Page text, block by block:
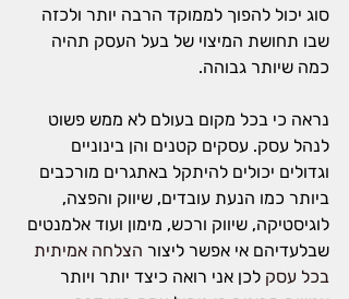
סוג יכול להפוך לממוקד הרבה יותר ולכזה
שבו תחושת המיצוי של בעל העסק תהיה
כמה שיותר גבוהה.
נראה כי בכל מקום בעולם לא ממש פשוט
לנהל עסק. עסקים קטנים והן בינוניים
וגדולים יכולים להיתקל באתגרים מורכבים
ביותר כמו הנעת עובדים, שיווק והפצה,
לוגיסטיקה, שיווק ורכש, מימון ועוד אלמנטים
שבלעדיהם אי אפשר ליצור הצלחה אמיתית
בכל עסק לכן אני רואה כיצד יותר ויותר